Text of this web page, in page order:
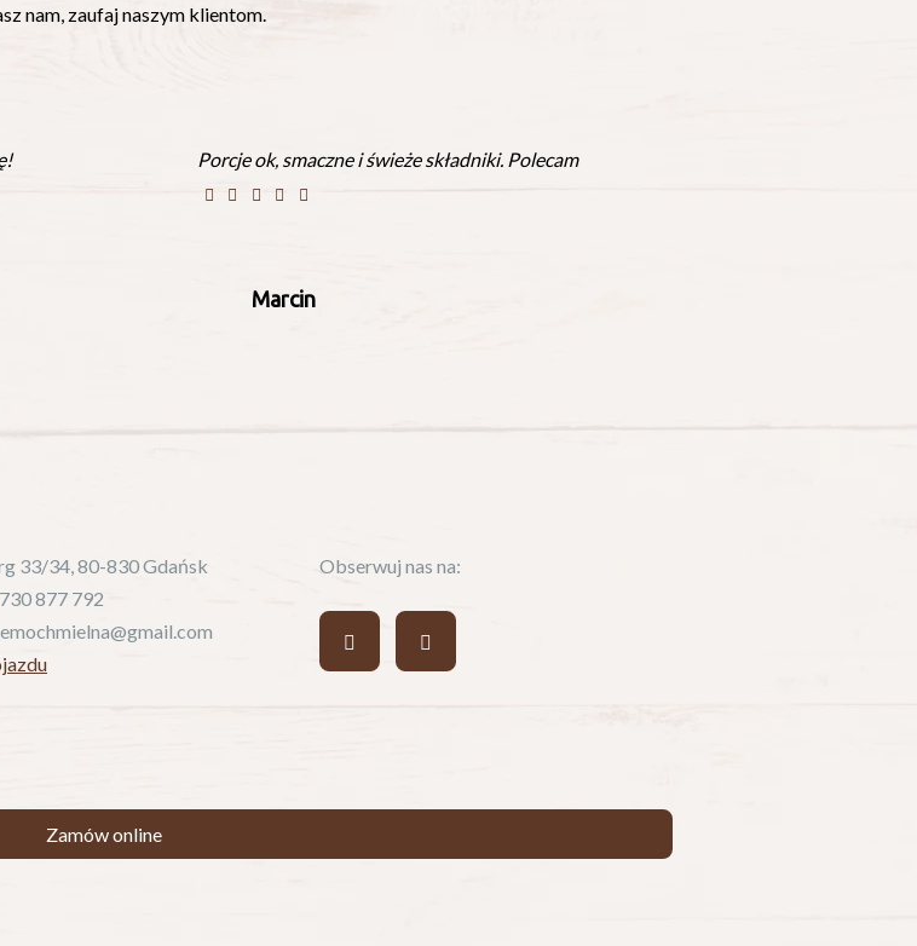
nam, zaufaj naszym klientom.
Porcje ok, smaczne i świeże składniki. Polecam
Marcin
33/34, 80-830 Gdańsk
730 877 792
Obserwuj nas na:
Zamów online